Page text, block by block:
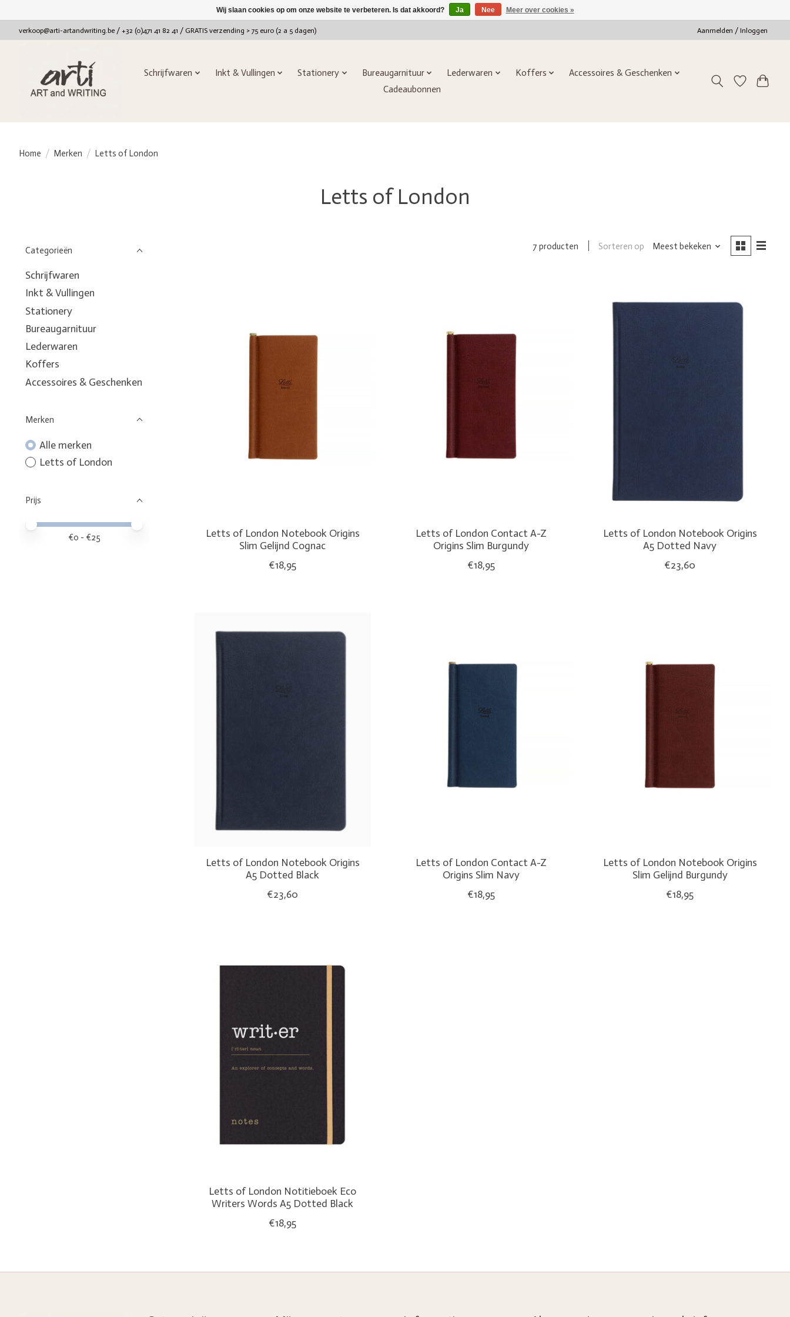
verkoop@arti-artandwriting.be/ +32 (0)471 41 82 41 / GRATIS verzending > 75 euro (2 a 5 dagen) Aanmelden / Inloggen
Schrijfwaren Inkt & Vullingen Stationery Bureaugarnituur Lederwaren Koffers
Accessoires & Geschenken
Cadeaubonnen
Home / Merken / Letts of London
Letts of London
Categorieën
Schrijfwaren
Inkt & Vullingen
Stationery
Bureaugarnituur
Lederwaren
Koffers
Accessoires & Geschenken
Merken
Alle merken
Letts of London
Prijs
Minimale prijswaarde
Price maximum value
€0 - €25
7 producten Sorteren op Meest bekeken
Letts of London Notebook Origins
Slim Gelijnd Cognac
€18,95
Letts of London Contact A-Z
Origins Slim Burgundy
€18,95
Letts of London Notebook Origins
A5 Dotted Navy
€23,60
Letts of London Notebook Origins
A5 Dotted Black
€23,60
Letts of London Contact A-Z
Origins Slim Navy
€18,95
Letts of London Notebook Origins
Slim Gelijnd Burgundy
€18,95
Letts of London Notitieboek Eco
Writers Words A5 Dotted Black
€18,95
Wij slaan cookies op om onze website te verbeteren. Is dat akkoord? Ja Nee Meer over cookies »